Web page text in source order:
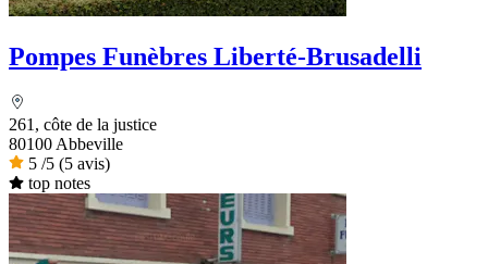
Pompes Funèbres Liberté-Brusadelli
261, côte de la justice
80100 Abbeville
5 /5 (5 avis)
top notes